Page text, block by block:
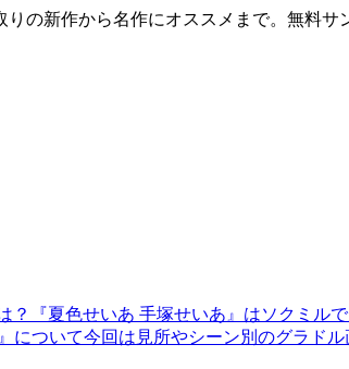
の新作から名作にオススメまで。無料サ
？『夏色せいあ 手塚せいあ』はソクミル
について今回は見所やシーン別のグラド